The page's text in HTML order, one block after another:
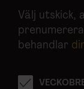
Välj utskick,
behandlar